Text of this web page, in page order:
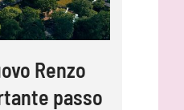
Renzo
passo